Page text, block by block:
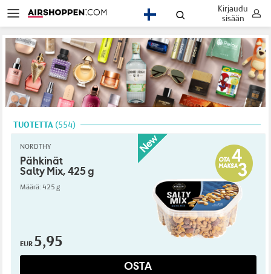
Kirjaudu
sisään
554
TUOTETTA
NORDTHY
Pähkinät
Salty Mix, 425 g
Määrä: 425 g
EUR 5,95
OSTA